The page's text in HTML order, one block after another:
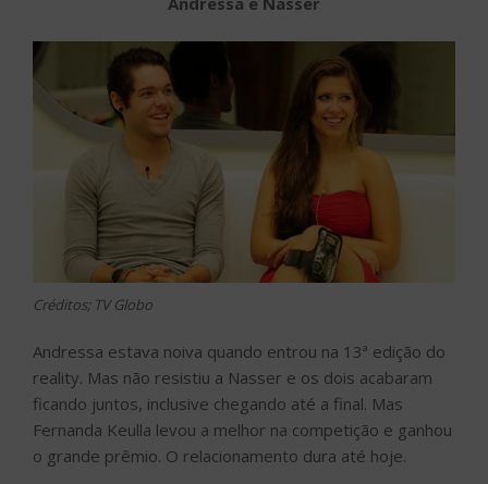
Créditos; TV Globo
Andressa estava noiva quando entrou na 13ª edição do
reality. Mas não resistiu a Nasser e os dois acabaram
ficando juntos, inclusive chegando até a final. Mas
Fernanda Keulla levou a melhor na competição e ganhou
o grande prêmio. O relacionamento dura até hoje.